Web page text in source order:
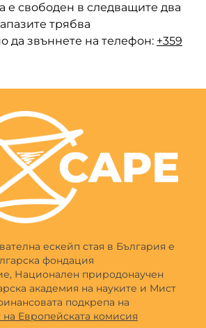
е свободен в следващите два
трябва
да звъннете на телефон: +359
ескейп стая в България е
фондация
Национален природонаучен
академия на науките и Мист
подкрепа на
на Европейската комисия